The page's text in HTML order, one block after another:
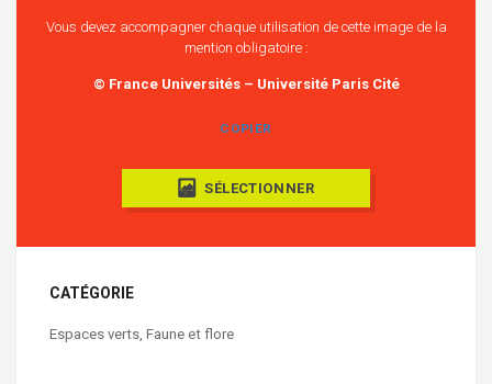
Vous devez accompagner chaque utilisation de cette image de la
mention obligatoire :
© France Universités – Université Paris Cité
COPIER
SÉLECTIONNER
CATÉGORIE
Espaces verts, Faune et flore